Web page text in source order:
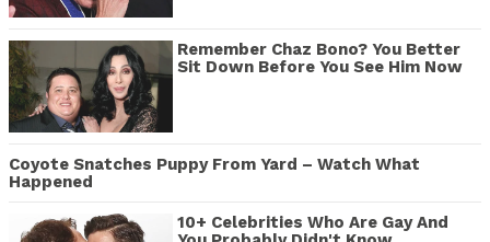
Remember Chaz Bono? You Better
Sit Down Before You See Him Now
Coyote Snatches Puppy From Yard – Watch What
Happened
10+ Celebrities Who Are Gay And